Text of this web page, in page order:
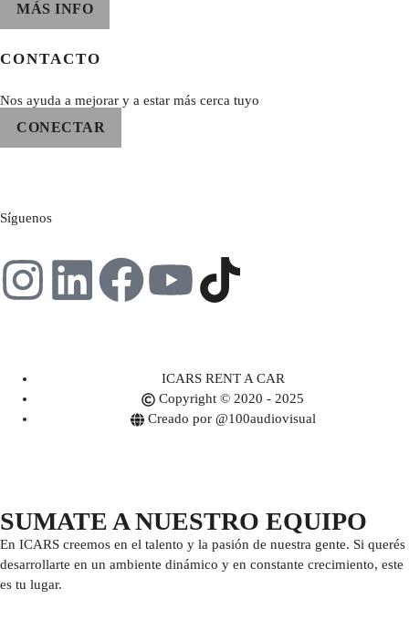
MÁS INFO
CONTACTO
Nos ayuda a mejorar y a estar más cerca tuyo
CONECTAR
Síguenos
ICARS RENT A CAR
Copyright © 2020 - 2025
Creado por @100audiovisual
SUMATE A NUESTRO EQUIPO
En ICARS creemos en el talento y la pasión de nuestra gente. Si querés
desarrollarte en un ambiente dinámico y en constante crecimiento, este
es tu lugar.